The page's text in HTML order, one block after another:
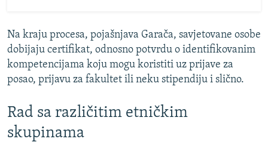
Na kraju procesa, pojašnjava Garača, savjetovane osobe
dobijaju certifikat, odnosno potvrdu o identifikovanim
kompetencijama koju mogu koristiti uz prijave za
posao, prijavu za fakultet ili neku stipendiju i slično.
Rad sa različitim etničkim
skupinama